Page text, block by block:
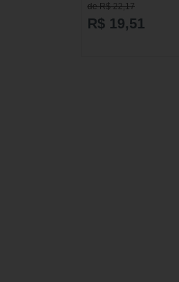
de R$ 22,17
R$ 19,51